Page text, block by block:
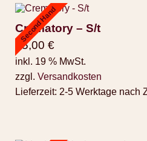
Second Hand
Crematory – S/t
25,00 €
inkl. 19 % MwSt.
zzgl. Versandkosten
Lieferzeit: 2-5 Werktage nach